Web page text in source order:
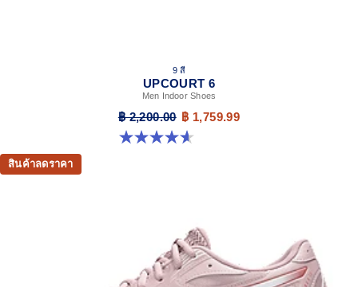
9 สี
UPCOURT 6
Men Indoor Shoes
฿ 2,200.00 ฿ 1,759.99
4.6 จาก 5 ดาว 251 รีวิว
สินค้าลดราคา